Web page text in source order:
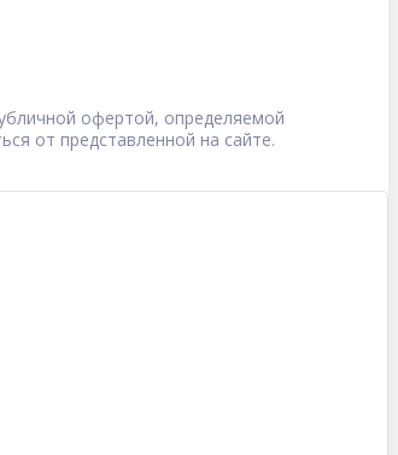
офертой, определяемой
от представленной на сайте.